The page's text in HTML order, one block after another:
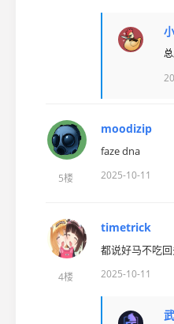
5楼
moodizip
faze dna
2025-10-11
4楼
timetrick
都说好马不吃
2025-10-11